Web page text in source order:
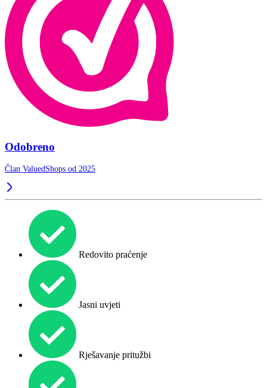
Odobreno
Član ValuedShops od 2025
Redovito praćenje
Jasni uvjeti
Rješavanje pritužbi